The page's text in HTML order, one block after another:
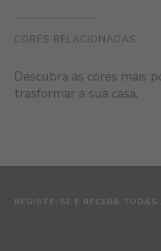
CORES RELACIONADAS
Descubra as cores mais
trasformar a sua casa.
REGISTE-SE E RECEBA